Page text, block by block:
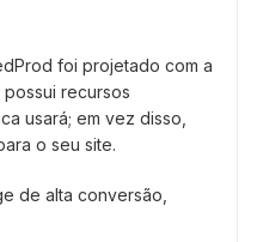
foi projetado com a
recursos
usará; em vez disso,
o seu site.
de alta conversão,